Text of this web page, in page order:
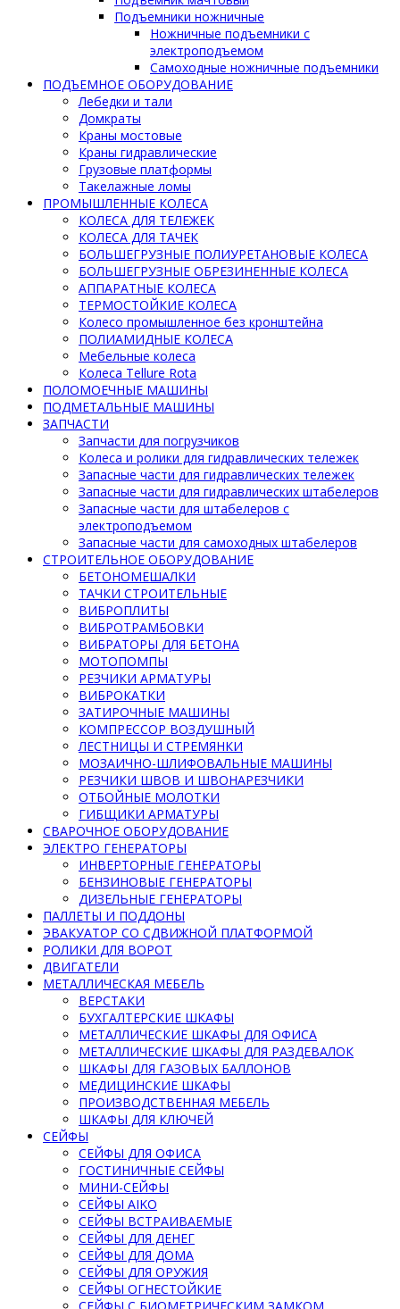
Подъемники ножничные
Ножничные подъемники с
электроподъемом
Самоходные ножничные подъемники
ПОДЪЕМНОЕ ОБОРУДОВАНИЕ
Лебедки и тали
Домкраты
Краны мостовые
Краны гидравлические
Грузовые платформы
Такелажные ломы
ПРОМЫШЛЕННЫЕ КОЛЕСА
КОЛЕСА ДЛЯ ТЕЛЕЖЕК
КОЛЕСА ДЛЯ ТАЧЕК
БОЛЬШЕГРУЗНЫЕ ПОЛИУРЕТАНОВЫЕ КОЛЕСА
БОЛЬШЕГРУЗНЫЕ ОБРЕЗИНЕННЫЕ КОЛЕСА
АППАРАТНЫЕ КОЛЕСА
ТЕРМОСТОЙКИЕ КОЛЕСА
Колесо промышленное без кронштейна
ПОЛИАМИДНЫЕ КОЛЕСА
Мебельные колеса
Колеса Tellure Rota
ПОЛОМОЕЧНЫЕ МАШИНЫ
ПОДМЕТАЛЬНЫЕ МАШИНЫ
ЗАПЧАСТИ
Запчасти для погрузчиков
Колеса и ролики для гидравлических тележек
Запасные части для гидравлических тележек
Запасные части для гидравлических штабелеров
Запасные части для штабелеров с
электроподъемом
Запасные части для самоходных штабелеров
СТРОИТЕЛЬНОЕ ОБОРУДОВАНИЕ
БЕТОНОМЕШАЛКИ
ТАЧКИ СТРОИТЕЛЬНЫЕ
ВИБРОПЛИТЫ
ВИБРОТРАМБОВКИ
ВИБРАТОРЫ ДЛЯ БЕТОНА
МОТОПОМПЫ
РЕЗЧИКИ АРМАТУРЫ
ВИБРОКАТКИ
ЗАТИРОЧНЫЕ МАШИНЫ
КОМПРЕССОР ВОЗДУШНЫЙ
ЛЕСТНИЦЫ И СТРЕМЯНКИ
МОЗАИЧНО-ШЛИФОВАЛЬНЫЕ МАШИНЫ
РЕЗЧИКИ ШВОВ И ШВОНАРЕЗЧИКИ
ОТБОЙНЫЕ МОЛОТКИ
ГИБЩИКИ АРМАТУРЫ
СВАРОЧНОЕ ОБОРУДОВАНИЕ
ЭЛЕКТРО ГЕНЕРАТОРЫ
ИНВЕРТОРНЫЕ ГЕНЕРАТОРЫ
БЕНЗИНОВЫЕ ГЕНЕРАТОРЫ
ДИЗЕЛЬНЫЕ ГЕНЕРАТОРЫ
ПАЛЛЕТЫ И ПОДДОНЫ
ЭВАКУАТОР СО СДВИЖНОЙ ПЛАТФОРМОЙ
РОЛИКИ ДЛЯ ВОРОТ
ДВИГАТЕЛИ
МЕТАЛЛИЧЕСКАЯ МЕБЕЛЬ
ВЕРСТАКИ
БУХГАЛТЕРСКИЕ ШКАФЫ
МЕТАЛЛИЧЕСКИЕ ШКАФЫ ДЛЯ ОФИСА
МЕТАЛЛИЧЕСКИЕ ШКАФЫ ДЛЯ РАЗДЕВАЛОК
ШКАФЫ ДЛЯ ГАЗОВЫХ БАЛЛОНОВ
МЕДИЦИНСКИЕ ШКАФЫ
ПРОИЗВОДСТВЕННАЯ МЕБЕЛЬ
ШКАФЫ ДЛЯ КЛЮЧЕЙ
СЕЙФЫ
СЕЙФЫ ДЛЯ ОФИСА
ГОСТИНИЧНЫЕ СЕЙФЫ
МИНИ-СЕЙФЫ
СЕЙФЫ AIKO
СЕЙФЫ ВСТРАИВАЕМЫЕ
СЕЙФЫ ДЛЯ ДЕНЕГ
СЕЙФЫ ДЛЯ ДОМА
СЕЙФЫ ДЛЯ ОРУЖИЯ
СЕЙФЫ ОГНЕСТОЙКИЕ